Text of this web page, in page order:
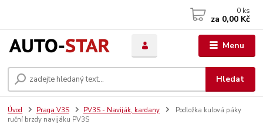
Menu
Hledat
0 ks
za 0,00 Kč
Úvod Praga V3S PV3S - Naviják, kardany
Podložka kulová páky
ruční brzdy navijáku PV3S